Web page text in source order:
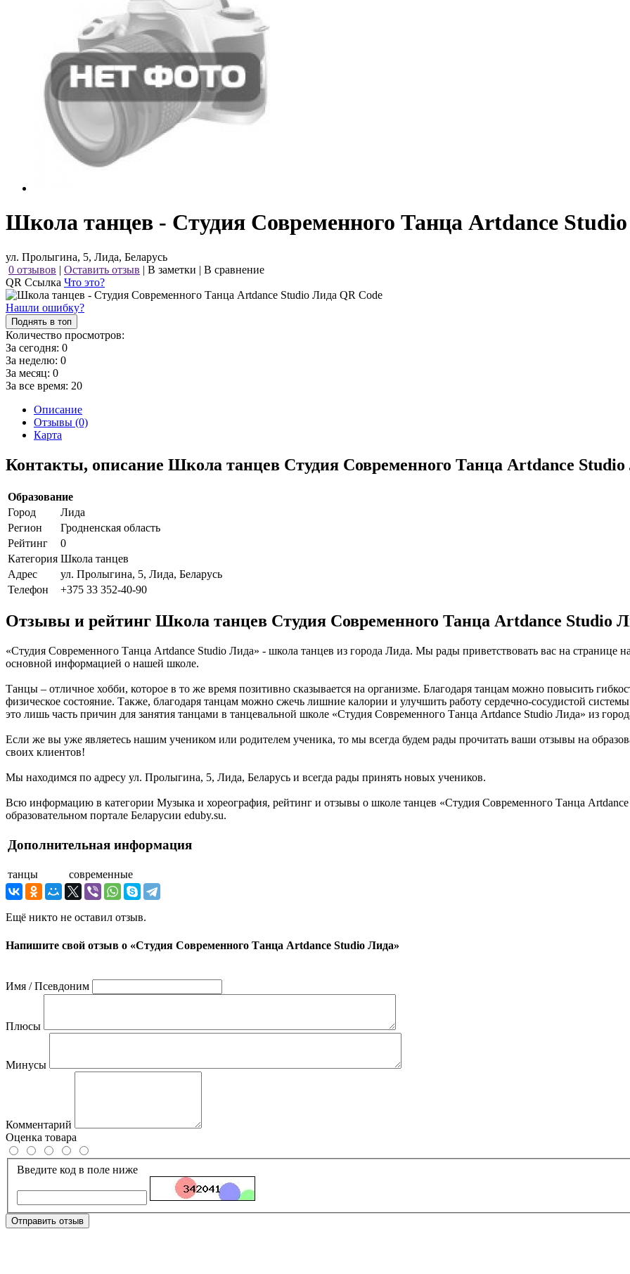
Школа танцев - Студия Современного Танца Artdance
ул. Пролыгина, 5, Лида, Беларусь
0 отзывов | Оставить отзыв | В заметки | В сравнение
QR Ссылка Что это?
Нашли ошибку?
Поднять в топ
Количество просмотров:
За сегодня: 0
За неделю: 0
За месяц: 0
За все время: 20
Описание
Отзывы (0)
Карта
Контакты, описание Школа танцев Студия Современного Танца Artdance
Образование
Город
Лида
Регион
Гродненская область
Рейтинг
0
Категория Школа танцев
Адрес
ул. Пролыгина, 5, Лида, Беларусь
Телефон
+375 33 352-40-90
Отзывы и рейтинг Школа танцев Студия Современного Танца Artdance Studio
«Студия Современного Танца Artdance Studio Лида» - школа танцев из города Лида. Мы рады приветствовать вас на странице
основной информацией о нашей школе.
Танцы – отличное хобби, которое в то же время позитивно сказывается на организме. Благодаря танцам можно повысить
физическое состояние. Также, благодаря танцам можно сжечь лишние калории и улучшить работу сердечно-сосудистой
это лишь часть причин для занятия танцами в танцевальной школе «Студия Современного Танца Artdance Studio Лида» из
Если же вы уже являетесь нашим учеником или родителем ученика, то мы всегда будем рады прочитать ваши отзывы на
своих клиентов!
Мы находимся по адресу ул. Пролыгина, 5, Лида, Беларусь и всегда рады принять новых учеников.
Всю информацию в категории Музыка и хореография, рейтинг и отзывы о школе танцев «Студия Современного Танца
образовательном портале Беларусии eduby.su.
Дополнительная информация
танцы современные
Ещё никто не оставил отзыв.
Напишите свой отзыв о «Студия Современного Танца Artdance Studio Лида»
Имя / Псевдоним
Плюсы
Минусы
Комментарий
Оценка товара
Введите код в поле ниже
Отправить отзыв